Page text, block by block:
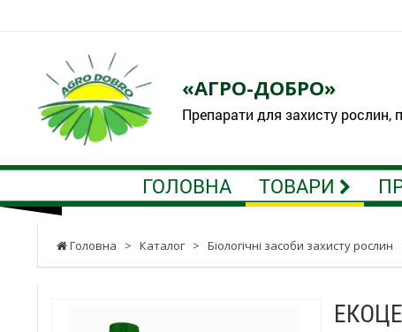
«АГРО-ДОБРО»
Препарати для захисту рослин,
ГОЛОВНА ТОВАРИ
Головна > Каталог > Біологічні засоби захисту рослин